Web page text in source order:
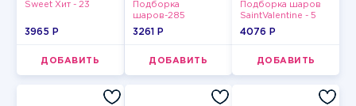
Sweet Хит - 23
3965 P
ДОБАВИТЬ
Подборка
шаров-285
3261 P
ДОБАВИТЬ
Подборка шаров
SaintValentine - 5
4076 P
ДОБАВИТЬ